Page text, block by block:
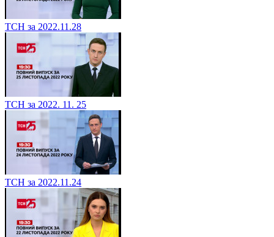
ТСН за 2022.11.28
ТСН за 2022. 11. 25
ТСН за 2022.11.24